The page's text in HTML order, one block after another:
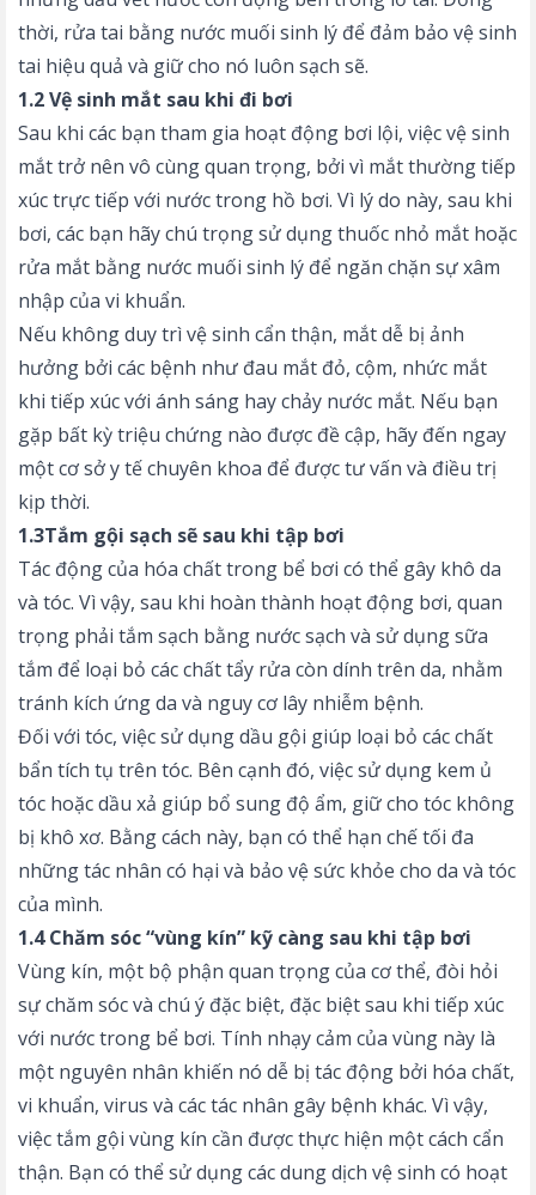
thời, rửa tai bằng nước muối sinh lý để đảm bảo vệ sinh
tai hiệu quả và giữ cho nó luôn sạch sẽ.
1.2 Vệ sinh mắt sau khi đi bơi
Sau khi các bạn tham gia hoạt động bơi lội, việc vệ sinh
mắt trở nên vô cùng quan trọng, bởi vì mắt thường tiếp
xúc trực tiếp với nước trong hồ bơi. Vì lý do này, sau khi
bơi, các bạn hãy chú trọng sử dụng thuốc nhỏ mắt hoặc
rửa mắt bằng nước muối sinh lý để ngăn chặn sự xâm
nhập của vi khuẩn.
Nếu không duy trì vệ sinh cẩn thận, mắt dễ bị ảnh
hưởng bởi các bệnh như đau mắt đỏ, cộm, nhức mắt
khi tiếp xúc với ánh sáng hay chảy nước mắt. Nếu bạn
gặp bất kỳ triệu chứng nào được đề cập, hãy đến ngay
một cơ sở y tế chuyên khoa để được tư vấn và điều trị
kịp thời.
1.3Tắm gội sạch sẽ sau khi tập bơi
Tác động của hóa chất trong bể bơi có thể gây khô da
và tóc. Vì vậy, sau khi hoàn thành hoạt động bơi, quan
trọng phải tắm sạch bằng nước sạch và sử dụng sữa
tắm để loại bỏ các chất tẩy rửa còn dính trên da, nhằm
tránh kích ứng da và nguy cơ lây nhiễm bệnh.
Đối với tóc, việc sử dụng dầu gội giúp loại bỏ các chất
bẩn tích tụ trên tóc. Bên cạnh đó, việc sử dụng kem ủ
tóc hoặc dầu xả giúp bổ sung độ ẩm, giữ cho tóc không
bị khô xơ. Bằng cách này, bạn có thể hạn chế tối đa
những tác nhân có hại và bảo vệ sức khỏe cho da và tóc
của mình.
1.4 Chăm sóc “vùng kín” kỹ càng sau khi tập bơi
Vùng kín, một bộ phận quan trọng của cơ thể, đòi hỏi
sự chăm sóc và chú ý đặc biệt, đặc biệt sau khi tiếp xúc
với nước trong bể bơi. Tính nhạy cảm của vùng này là
một nguyên nhân khiến nó dễ bị tác động bởi hóa chất,
vi khuẩn, virus và các tác nhân gây bệnh khác. Vì vậy,
việc tắm gội vùng kín cần được thực hiện một cách cẩn
thận. Bạn có thể sử dụng các dung dịch vệ sinh có hoạt